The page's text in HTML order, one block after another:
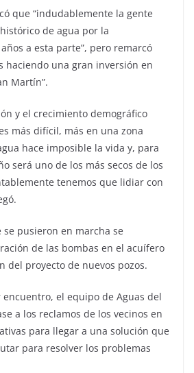
que “indudablemente la gente
de agua por la
a esta parte”, pero remarcó
haciendo una gran inversión en
Martín”.
y el crecimiento demográfico
más difícil, más en una zona
hace imposible la vida y, para
será uno de los más secos de los
tenemos que lidiar con
se pusieron en marcha se
de las bombas en el acuífero
del proyecto de nuevos pozos.
el equipo de Aguas del
a los reclamos de los vecinos en
para llegar a una solución que
para resolver los problemas